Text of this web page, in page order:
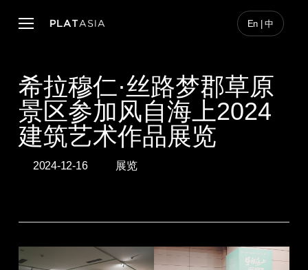
Menu En | 中
希拉穆仁·丝路梦郡草原
景区参加风自海上2024
建筑艺术作品展览
2024-12-16 展览